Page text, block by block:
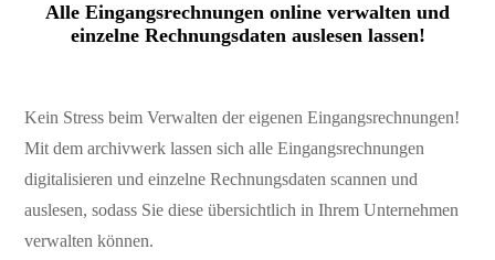
Alle Eingangsrechnungen online verwalten und
einzelne Rechnungsdaten auslesen lassen!
Kein Stress beim Verwalten der eigenen Eingangsrechnungen!
Mit dem archivwerk lassen sich alle Eingangsrechnungen
digitalisieren und einzelne Rechnungsdaten scannen und
auslesen, sodass Sie diese übersichtlich in Ihrem Unternehmen
verwalten können.